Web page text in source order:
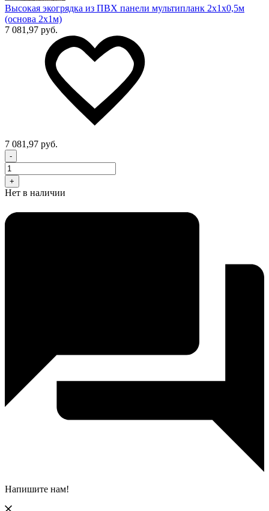
Высокая экогрядка из ПВХ панели мультипланк 2х1х0,5м
(основа 2х1м)
7 081,97 руб.
7 081,97 руб.
-
+
Нет в наличии
Напишите нам!